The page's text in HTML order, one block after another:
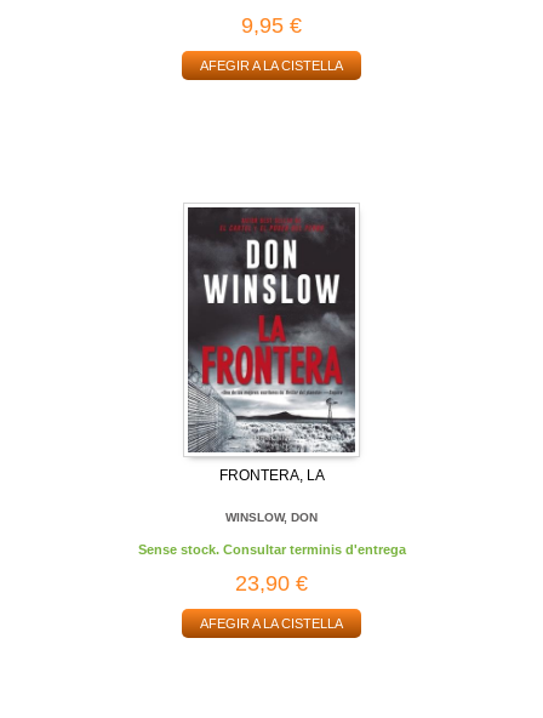
9,95 €
AFEGIR A LA CISTELLA
FRONTERA, LA
WINSLOW, DON
Sense stock. Consultar terminis d'entrega
23,90 €
AFEGIR A LA CISTELLA